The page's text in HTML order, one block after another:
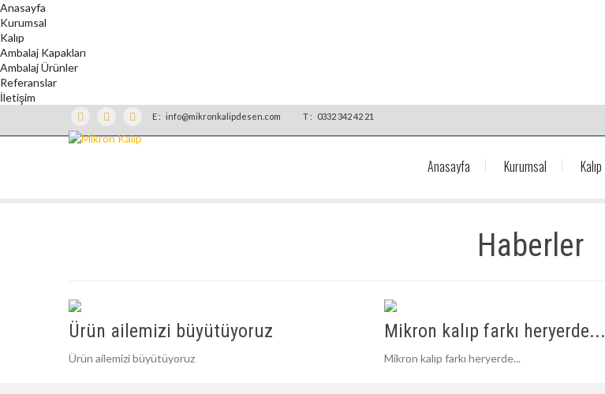
Anasayfa
Kurumsal
Kalıp
Ambalaj Kapakları
Ambalaj Ürünler
Referanslar
İletişim
E : info@mikronkalipdesen.com T : 0332 342 42 21
Anasayfa Kurumsal Kalıp
Haberler
Ürün ailemizi büyütüyoruz
Ürün ailemizi büyütüyoruz
Mikron kalıp farkı heryerde...
Mikron kalıp farkı heryerde...